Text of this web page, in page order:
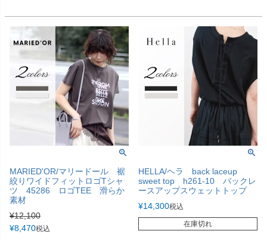
MARIED'OR/マリードール 裾
絞りワイドフィットロゴTシャ
ツ 45286 ロゴTEE 滑らか
素材
¥12,100
¥8,470税込
HELLA/ヘラ back laceup
sweet top h261-10 バックレ
ースアップスウェットトップ
¥14,300税込
在庫切れ